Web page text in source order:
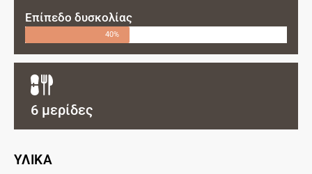
Επίπεδο δυσκολίας
40%
6 μερίδες
ΥΛΙΚΑ